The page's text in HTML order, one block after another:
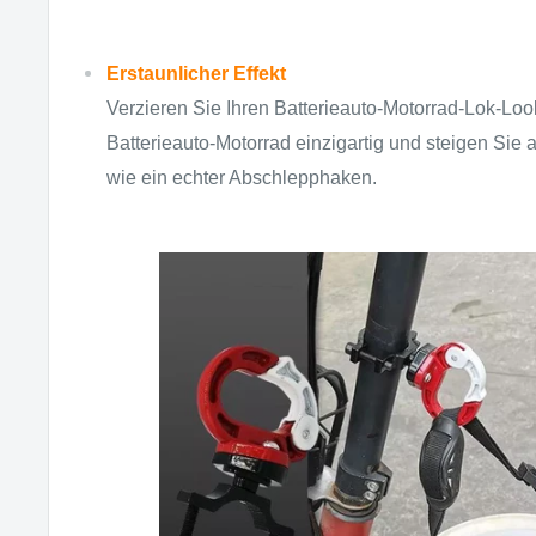
Erstaunlicher Effekt
Verzieren Sie Ihren Batterieauto-Motorrad-Lok-
Batterieauto-Motorrad einzigartig und steigen Sie
wie ein echter Abschlepphaken.